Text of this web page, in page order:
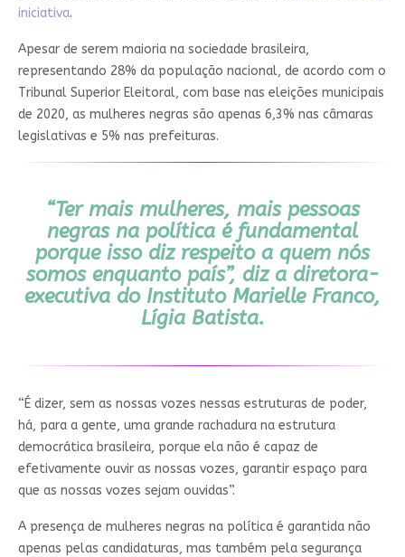
iniciativa.
Apesar de serem maioria na sociedade brasileira,
representando 28% da população nacional, de acordo com o
Tribunal Superior Eleitoral, com base nas eleições municipais
de 2020, as mulheres negras são apenas 6,3% nas câmaras
legislativas e 5% nas prefeituras.
“Ter mais mulheres, mais pessoas
negras na política é fundamental
porque isso diz respeito a quem nós
somos enquanto país”, diz a diretora-
executiva do Instituto Marielle Franco,
Lígia Batista.
“É dizer, sem as nossas vozes nessas estruturas de poder,
há, para a gente, uma grande rachadura na estrutura
democrática brasileira, porque ela não é capaz de
efetivamente ouvir as nossas vozes, garantir espaço para
que as nossas vozes sejam ouvidas”.
A presença de mulheres negras na política é garantida não
apenas pelas candidaturas, mas também pela segurança